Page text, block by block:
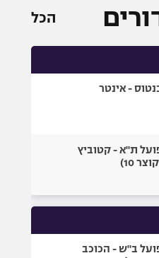
הכל
- אינטר
ת"א - קטוביץ
10)
ב"ש - הכוכב